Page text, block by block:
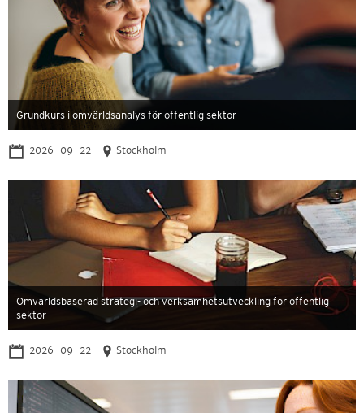
Grundkurs i omvärldsanalys för offentlig sektor
2026-09-22 Stockholm
Omvärldsbaserad strategi- och verksamhetsutveckling för offentlig
sektor
2026-09-22 Stockholm